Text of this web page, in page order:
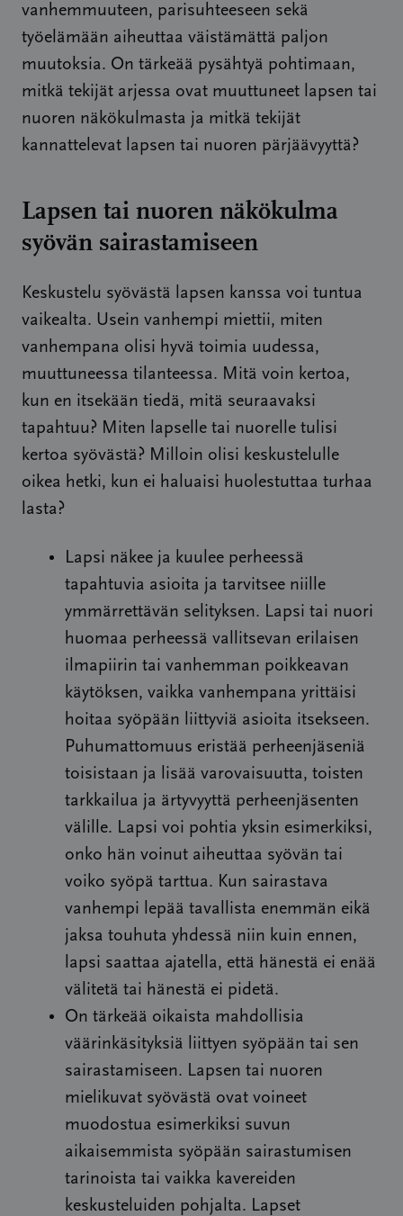
vanhemmuuteen, parisuhteeseen sekä
työelämään aiheuttaa väistämättä paljon
muutoksia. On tärkeää pysähtyä pohtimaan,
mitkä tekijät arjessa ovat muuttuneet lapsen tai
nuoren näkökulmasta ja mitkä tekijät
kannattelevat lapsen tai nuoren pärjäävyyttä?
Lapsen tai nuoren näkökulma
syövän sairastamiseen
Keskustelu syövästä lapsen kanssa voi tuntua
vaikealta. Usein vanhempi miettii, miten
vanhempana olisi hyvä toimia uudessa,
muuttuneessa tilanteessa. Mitä voin kertoa,
kun en itsekään tiedä, mitä seuraavaksi
tapahtuu? Miten lapselle tai nuorelle tulisi
kertoa syövästä? Milloin olisi keskustelulle
oikea hetki, kun ei haluaisi huolestuttaa turhaa
lasta?
Lapsi näkee ja kuulee perheessä
tapahtuvia asioita ja tarvitsee niille
ymmärrettävän selityksen. Lapsi tai nuori
huomaa perheessä vallitsevan erilaisen
ilmapiirin tai vanhemman poikkeavan
käytöksen, vaikka vanhempana yrittäisi
hoitaa syöpään liittyviä asioita itsekseen.
Puhumattomuus eristää perheenjäseniä
toisistaan ja lisää varovaisuutta, toisten
tarkkailua ja ärtyvyyttä perheenjäsenten
välille. Lapsi voi pohtia yksin esimerkiksi,
onko hän voinut aiheuttaa syövän tai
voiko syöpä tarttua. Kun sairastava
vanhempi lepää tavallista enemmän eikä
jaksa touhuta yhdessä niin kuin ennen,
lapsi saattaa ajatella, että hänestä ei enää
välitetä tai hänestä ei pidetä.
On tärkeää oikaista mahdollisia
väärinkäsityksiä liittyen syöpään tai sen
sairastamiseen. Lapsen tai nuoren
mielikuvat syövästä ovat voineet
muodostua esimerkiksi suvun
aikaisemmista syöpään sairastumisen
tarinoista tai vaikka kavereiden
keskusteluiden pohjalta. Lapset